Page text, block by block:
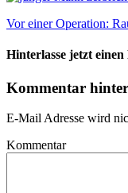
Vor einer Operation:
Hinterlasse jetzt
Kommentar
E-Mail Adresse wird
Kommentar